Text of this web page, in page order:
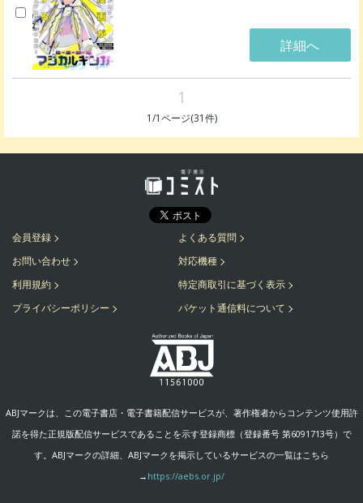
詳細へ
1
1/1ページ(31件)
会員登録
よくある質問
お問い合わせ
対応機種
利用規約
特定商取引に基づく表示
プライバシーポリシー
パケット通信料について
ABJマークは、この電子書店・電子書籍配信サービスが、著作権者からコンテンツ使用許
諾を得た正規版配信サービスであることを示す登録商標（登録番号 第6091713号）で
す。ABJマークの詳細、ABJマークを掲示しているサービスの一覧はこちら
→ https://aebs.or.jp/